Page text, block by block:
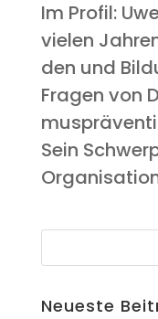
Im Pro­fil:
vie­len
den und
Fra­gen von
Sein
Neu­es­te